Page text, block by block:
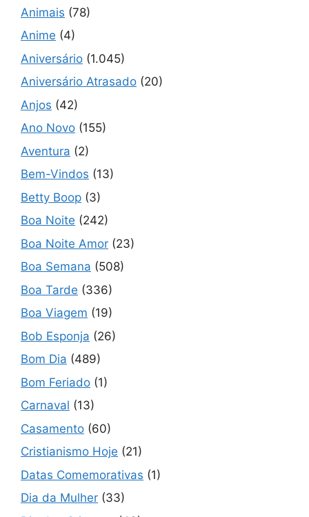
Animais (78)
Anime (4)
Aniversário (1.045)
Aniversário Atrasado (20)
Anjos (42)
Ano Novo (155)
Aventura (2)
Bem-Vindos (13)
Betty Boop (3)
Boa Noite (242)
Boa Noite Amor (23)
Boa Semana (508)
Boa Tarde (336)
Boa Viagem (19)
Bob Esponja (26)
Bom Dia (489)
Bom Feriado (1)
Carnaval (13)
Casamento (60)
Cristianismo Hoje (21)
Datas Comemorativas (1)
Dia da Mulher (33)